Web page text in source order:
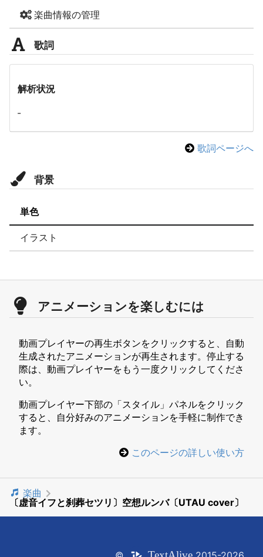
楽曲情報の管理
歌詞
解析状況
-
歌詞ページへ
背景
単色
イラスト
アニメーションを楽しむには
動画プレイヤーの再生ボタンをクリックすると、自動
生成されたアニメーションが再生されます。停止する
際は、動画プレイヤーをもう一度クリックしてくださ
い。
動画プレイヤー下部の「スタイル」パネルをクリック
すると、自分好みのアニメーションを手軽に制作でき
ます。
このページの詳しい使い方
楽曲
〔虚音イフと刹葬セツリ〕空想ルンバ〔UTAU cover〕